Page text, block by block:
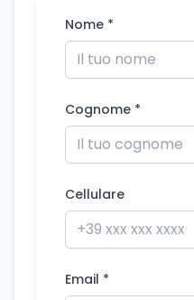
Nome *
Cognome *
Cellulare
Email *